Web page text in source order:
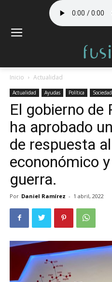
Inicio Actualidad
Actualidad Ayudas Política Sociedad
El gobierno de
ha aprobado
de respuesta
econonómico
guerra.
Por Daniel Ramírez - 1 abril, 2022